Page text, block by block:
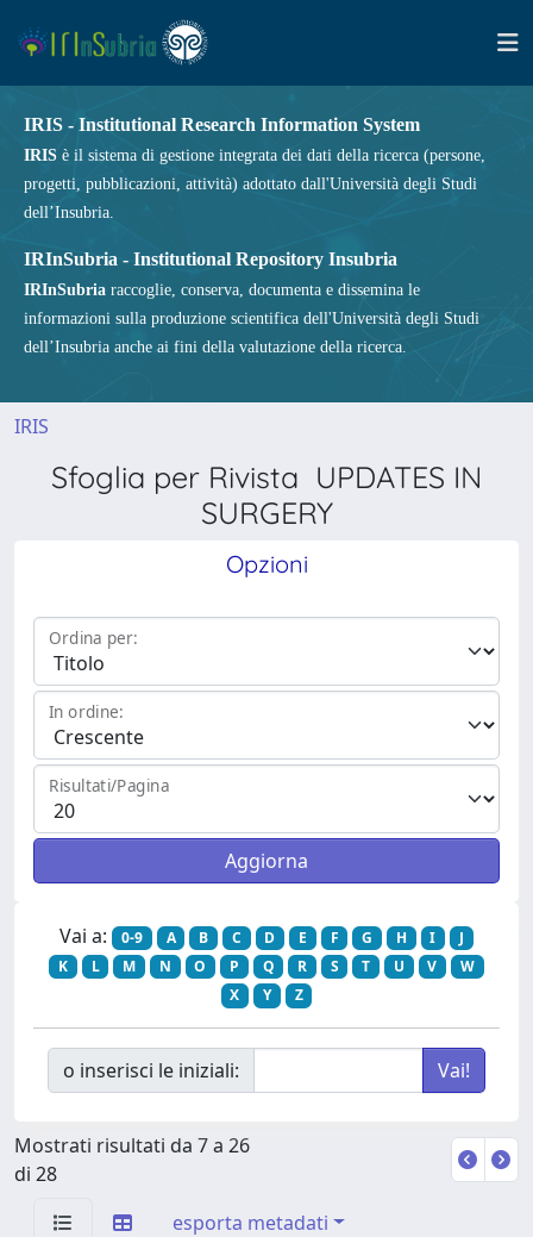
IRIS - Institutional Research Information System
IRIS è il sistema di gestione integrata dei dati della ricerca (persone,
progetti, pubblicazioni, attività) adottato dall'Università degli Studi
dell’Insubria.
IRInSubria - Institutional Repository Insubria
IRInSubria raccoglie, conserva, documenta e dissemina le
informazioni sulla produzione scientifica dell'Università degli Studi
dell’Insubria anche ai fini della valutazione della ricerca.
IRIS
Sfoglia per Rivista UPDATES IN
SURGERY
Opzioni
Ordina per:
In ordine:
Risultati/Pagina
Vai a: 0-9 A B C D E F G H I
J
K
L M N O P Q R S T U V
W
X
Y Z
o inserisci le iniziali:
Mostrati risultati da 7 a 26
di 28
esporta metadati